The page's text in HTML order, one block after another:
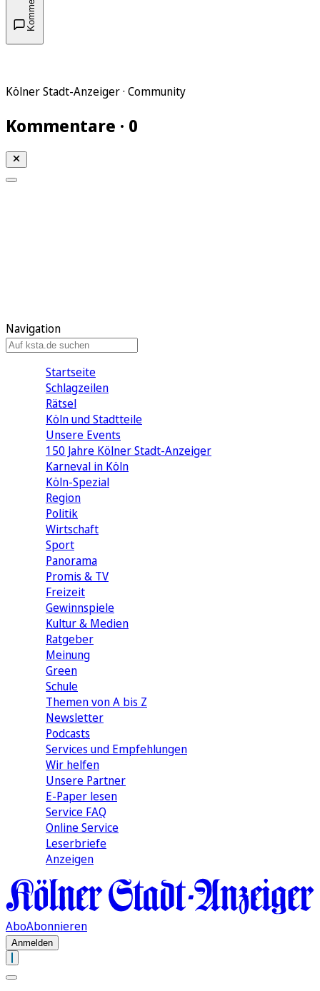
Kölner Stadt-Anzeiger · Community
Kommentare · 0
Navigation
Startseite
Schlagzeilen
Rätsel
Köln und Stadtteile
Unsere Events
150 Jahre Kölner Stadt-Anzeiger
Karneval in Köln
Köln-Spezial
Region
Politik
Wirtschaft
Sport
Panorama
Promis & TV
Freizeit
Gewinnspiele
Kultur & Medien
Ratgeber
Meinung
Green
Schule
Themen von A bis Z
Newsletter
Podcasts
Services und Empfehlungen
Wir helfen
Unsere Partner
E-Paper lesen
Service FAQ
Online Service
Leserbriefe
Anzeigen
AboAbonnieren
Anmelden